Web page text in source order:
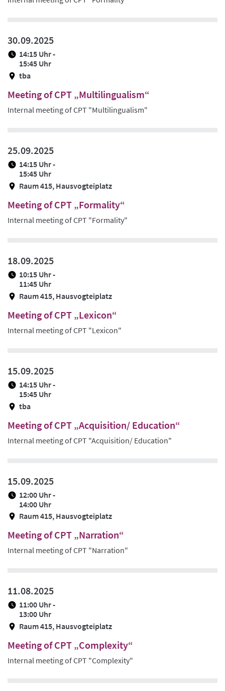
30.09.2025
14:15 Uhr -
15:45 Uhr
tba
Meeting of CPT „Multilingualism“
Internal meeting of CPT "Multilingualism"
25.09.2025
14:15 Uhr -
15:45 Uhr
Raum 415, Hausvogteiplatz
Meeting of CPT „Formality“
Internal meeting of CPT "Formality"
18.09.2025
10:15 Uhr -
11:45 Uhr
Raum 415, Hausvogteiplatz
Meeting of CPT „Lexicon“
Internal meeting of CPT "Lexicon"
15.09.2025
14:15 Uhr -
15:45 Uhr
tba
Meeting of CPT „Acquisition/ Education“
Internal meeting of CPT "Acquisition/ Education"
15.09.2025
12:00 Uhr -
14:00 Uhr
Raum 415, Hausvogteiplatz
Meeting of CPT „Narration“
Internal meeting of CPT "Narration"
11.08.2025
11:00 Uhr -
13:00 Uhr
Raum 415, Hausvogteiplatz
Meeting of CPT „Complexity“
Internal meeting of CPT "Complexity"